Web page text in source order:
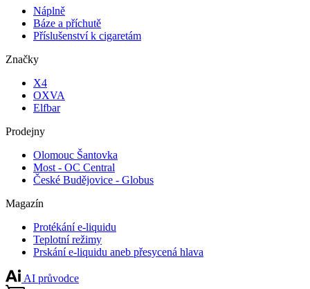
Náplně
Báze a příchutě
Příslušenství k cigaretám
Značky
X4
OXVA
Elfbar
Prodejny
Olomouc Šantovka
Most - OC Central
České Budějovice - Globus
Magazín
Protékání e-liquidu
Teplotní režimy
Prskání e-liquidu aneb přesycená hlava
AI průvodce